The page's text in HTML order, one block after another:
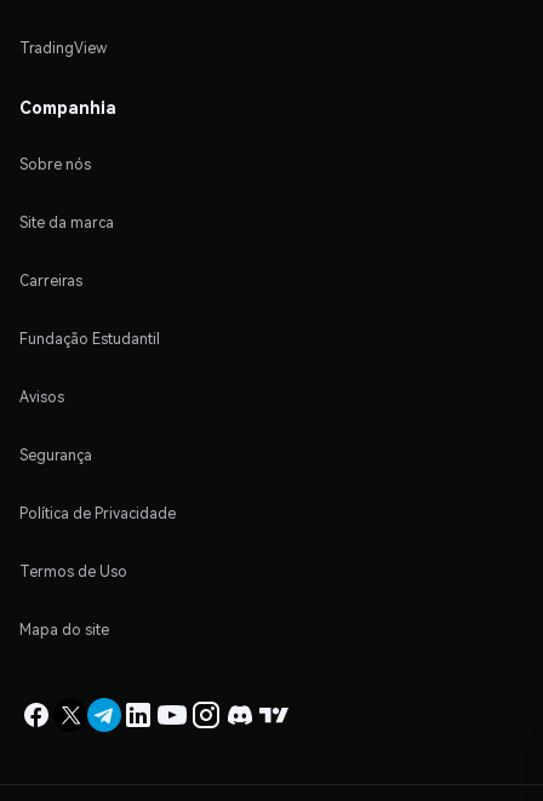
TradingView
Companhia
Sobre nós
Site da marca
Carreiras
Fundação Estudantil
Avisos
Segurança
Política de Privacidade
Termos de Uso
Mapa do site